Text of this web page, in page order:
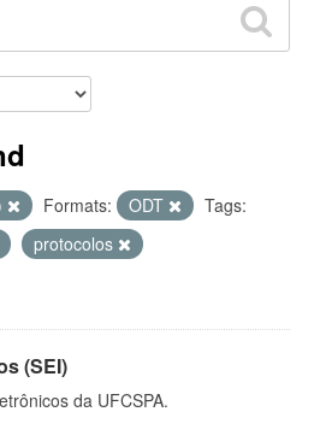
Formats: ODT
Tags:
protocolos
(SEI)
da UFCSPA.